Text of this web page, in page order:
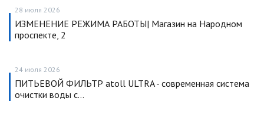
28 июля 2026
ИЗМЕНЕНИЕ РЕЖИМА РАБОТЫ| Магазин на Народном
проспекте, 2
24 июля 2026
ПИТЬЕВОЙ ФИЛЬТР atoll ULTRA - современная система
очистки воды с…